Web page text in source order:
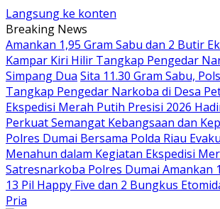
Langsung ke konten
Breaking News
Amankan 1,95 Gram Sabu dan 2 Butir
Kampar Kiri Hilir Tangkap Pengedar
Simpang Dua Sita 11.30 Gram Sabu,
Tangkap Pengedar Narkoba di Desa
Ekspedisi Merah Putih Presisi 2026
Perkuat Semangat Kebangsaan dan
Polres Dumai Bersama Polda Riau
Menahun dalam Kegiatan Ekspedisi
Satresnarkoba Polres Dumai Amankan
13 Pil Happy Five dan 2 Bungkus
Pria